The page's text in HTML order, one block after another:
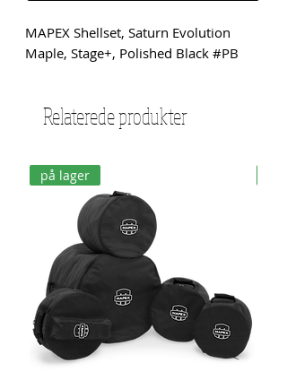
MAPEX Shellset, Saturn Evolution
Maple, Stage+, Polished Black #PB
Relaterede produkter
på lager